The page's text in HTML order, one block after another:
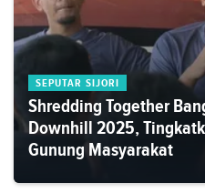
SEPUTAR SIJORI
Shredding Together
Downhill 2025,
Gunung Masyarakat